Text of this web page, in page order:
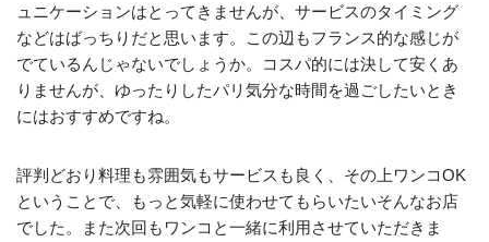
ュニケーションはとってきませんが、サービスのタイミング
などはばっちりだと思います。この辺もフランス的な感じが
でているんじゃないでしょうか。コスパ的には決して安くあ
りませんが、ゆったりしたパリ気分な時間を過ごしたいとき
にはおすすめですね。
評判どおり料理も雰囲気もサービスも良く、その上ワンコOK
ということで、もっと気軽に使わせてもらいたいそんなお店
でした。また次回もワンコと一緒に利用させていただきま